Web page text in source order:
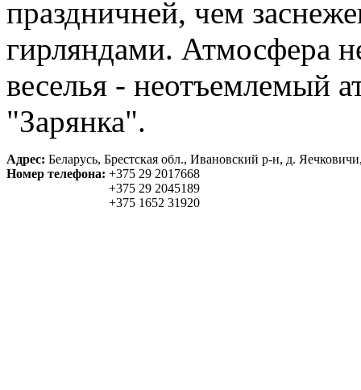
праздничней, чем
гирляндами. Атмосфера
веселья - неотъемлемый
"Зарянка".
Адрес: Беларусь, Брестская обл., Ивановский р-н, д.
Номер телефона: +375 29 2017668
+375 29 2045189
+375 1652 31920